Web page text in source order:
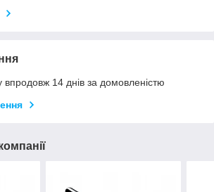
14 днів за домовленістю